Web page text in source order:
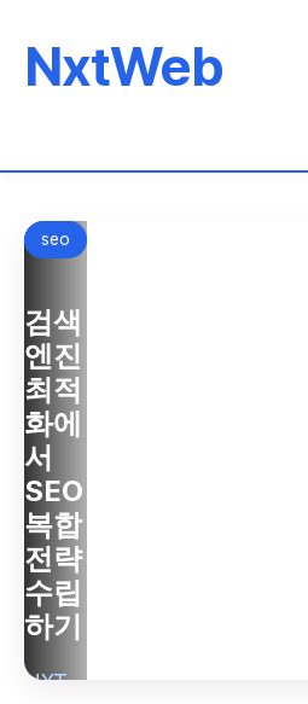
NxtWeb
Featured
seo
검색
엔진
최적
화에
서
SEO
복합
전략
수립
하기
NXT
홈
페
지
제
작
홈
페
이
지
제
작
업
체
홈
페
지
제
작
홈
페
이
지
제
작
업
체